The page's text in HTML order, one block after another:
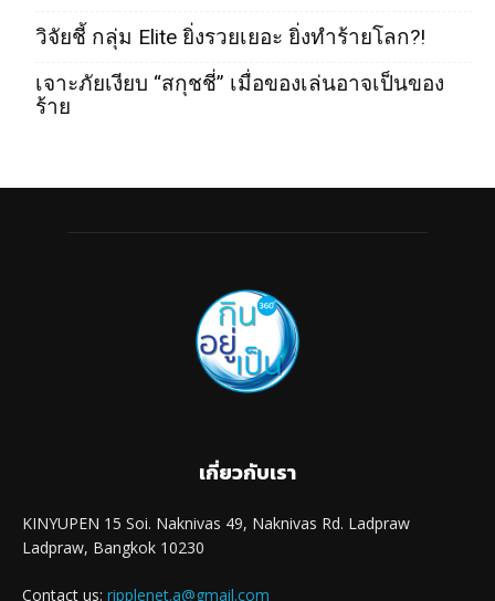
วิจัยชี้ กลุ่ม Elite ยิ่งรวยเยอะ ยิ่งทำร้ายโลก?!
เจาะภัยเงียบ “สกุชชี่” เมื่อของเล่นอาจเป็นของ
ร้าย
เกี่ยวกับเรา
KINYUPEN 15 Soi. Naknivas 49, Naknivas Rd. Ladpraw
Ladpraw, Bangkok 10230
Contact us: ripplenet.a@gmail.com